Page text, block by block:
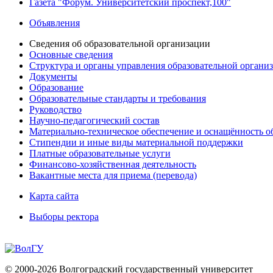
Газета "Форум. Университетский проспект,100"
Объявления
Сведения об образовательной организации
Основные сведения
Структура и органы управления образовательной
Документы
Образование
Образовательные стандарты и требования
Руководство
Научно-педагогический состав
Материально-техническое обеспечение и оснащённость
Стипендии и иные виды материальной поддержки
Платные образовательные услуги
Финансово-хозяйственная деятельность
Вакантные места для приема (перевода)
Карта сайта
Выборы ректора
© 2000-2026 Волгоградский государственный университет